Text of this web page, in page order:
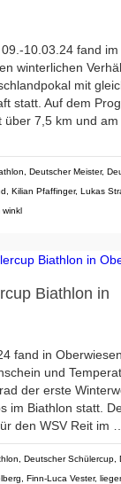
10.03.24 fand
winterlichen
mit
statt. Auf dem
7,5 km und am
Deutscher Meister,
Kilian Pfaffinger, Lukas
winkl
Biathlon in
fand in
und
der erste
im Biathlon statt.
den WSV Reit im …
Deutscher Schülercup
Finn-Luca Vester,